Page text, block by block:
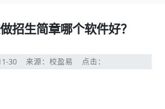
招生简章哪个软件好？
30 来源：校盈易 点击：